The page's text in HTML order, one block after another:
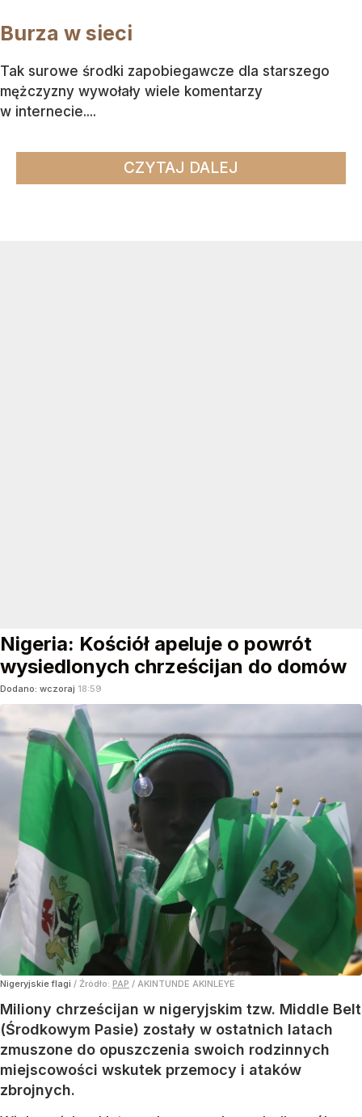
Burza w sieci
Tak surowe środki zapobiegawcze dla starszego
mężczyzny wywołały wiele komentarzy
w internecie....
CZYTAJ DALEJ
Nigeria: Kościół apeluje o powrót
wysiedlonych chrześcijan do domów
Dodano: wczoraj 18:59
Nigeryjskie flagi / Źródło: PAP / AKINTUNDE AKINLEYE
Miliony chrześcijan w nigeryjskim tzw. Middle Belt
(Środkowym Pasie) zostały w ostatnich latach
zmuszone do opuszczenia swoich rodzinnych
miejscowości wskutek przemocy i ataków
zbrojnych.